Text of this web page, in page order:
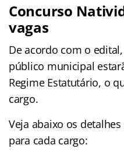
Concurso
vagas
De acordo com o
público municipal
Regime Estatutário, o
cargo.
Veja abaixo os
para cada cargo: